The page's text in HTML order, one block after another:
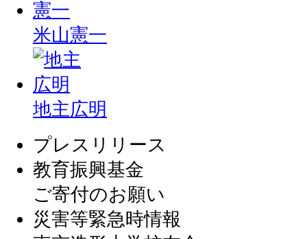
米山憲一
地主広明
プレスリリース
教育振興基金
ご寄付のお願い
災害等緊急時情報